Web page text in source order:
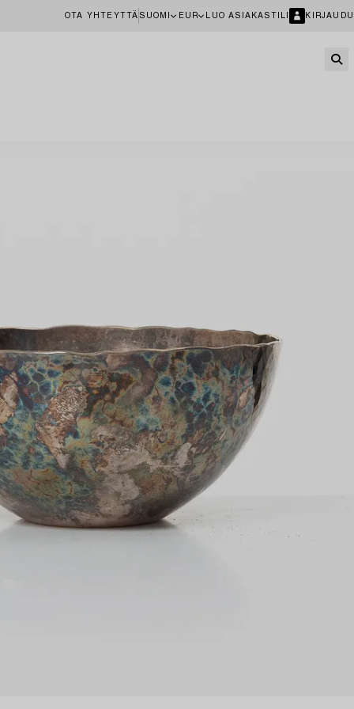
OTA YHTEYTTÄ SUOMI EUR LUO ASIAKASTILI KIRJAUDU